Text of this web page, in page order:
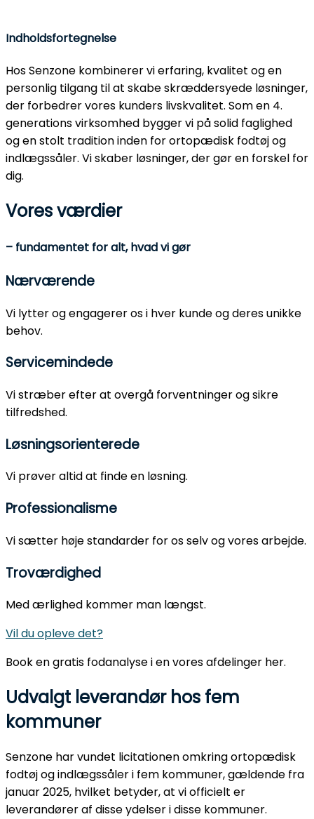
Indholdsfortegnelse
Hos Senzone kombinerer vi erfaring, kvalitet og en
personlig tilgang til at skabe skræddersyede løsninger,
der forbedrer vores kunders livskvalitet. Som en 4.
generations virksomhed bygger vi på solid faglighed
og en stolt tradition inden for ortopædisk fodtøj og
indlægssåler. Vi skaber løsninger, der gør en forskel for
dig.
Vores værdier
– fundamentet for alt, hvad vi gør
Nærværende
Vi lytter og engagerer os i hver kunde og deres unikke
behov.
Servicemindede
Vi stræber efter at overgå forventninger og sikre
tilfredshed.
Løsningsorienterede
Vi prøver altid at finde en løsning.
Professionalisme
Vi sætter høje standarder for os selv og vores arbejde.
Troværdighed
Med ærlighed kommer man længst.
Vil du opleve det?
Book en gratis fodanalyse i en vores afdelinger her.
Udvalgt leverandør hos fem
kommuner
Senzone har vundet licitationen omkring ortopædisk
fodtøj og indlægssåler i fem kommuner, gældende fra
januar 2025, hvilket betyder, at vi officielt er
leverandører af disse ydelser i disse kommuner.